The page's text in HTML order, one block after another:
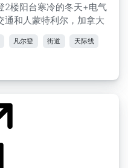
2楼阳台寒冷的冬天+电气
通和人蒙特利尔，加拿大
凡尔登 街道 天际线